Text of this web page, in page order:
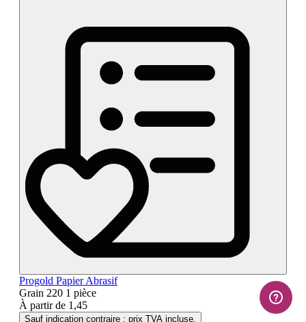
Progold Papier Abrasif
Grain 220 1 pièce
À partir de 1,45
Sauf indication contraire : prix TVA incluse.